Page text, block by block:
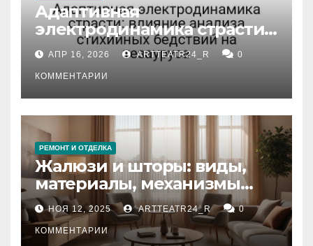
Адаптивная
электродинамика страсти:
влияние анализа
стихийных бедствий на
тезауруса
АПР 16, 2026 ARTTEATR24_R 0
КОММЕНТАРИИ
РЕМОНТ И ОТДЕЛКА
Жалюзи и шторы: виды,
материалы, механизмы
управления и уход
НОЯ 12, 2025 ARTTEATR24_R 0
КОММЕНТАРИИ